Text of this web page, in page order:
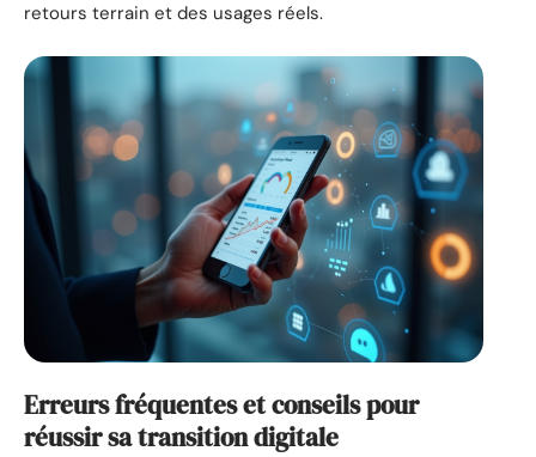
retours terrain et des usages réels.
Erreurs fréquentes et conseils pour
réussir sa transition digitale